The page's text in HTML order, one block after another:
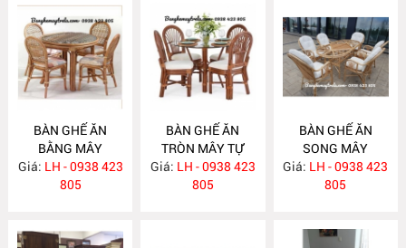
BÀN GHẾ ĂN
BẰNG MÂY
MA732
Giá: LH - 0938 423
805
BÀN GHẾ ĂN
TRÒN MÂY TỰ
NHIÊN MA731
Giá: LH - 0938 423
805
BÀN GHẾ ĂN
SONG MÂY
MA730
Giá: LH - 0938 423
805